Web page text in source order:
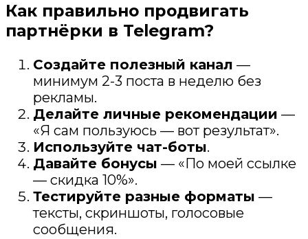
Как правильно продвигать
партнёрки в Telegram?
Создайте полезный канал —
минимум 2-3 поста в неделю без
рекламы.
Делайте личные рекомендации —
«Я сам пользуюсь — вот результат».
Используйте чат-боты.
Давайте бонусы — «По моей ссылке
— скидка 10%».
Тестируйте разные форматы —
тексты, скриншоты, голосовые
сообщения.